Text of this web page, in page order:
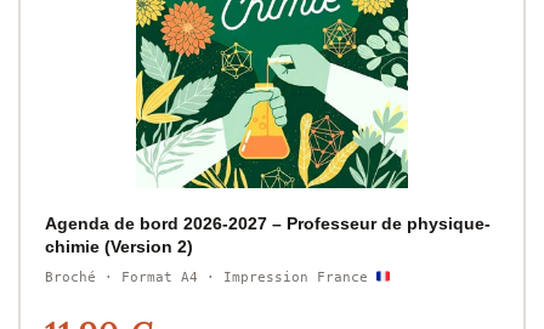
Agenda de bord 2026-2027 – Professeur de physique-
chimie (Version 2)
Broché · Format A4 · Impression France